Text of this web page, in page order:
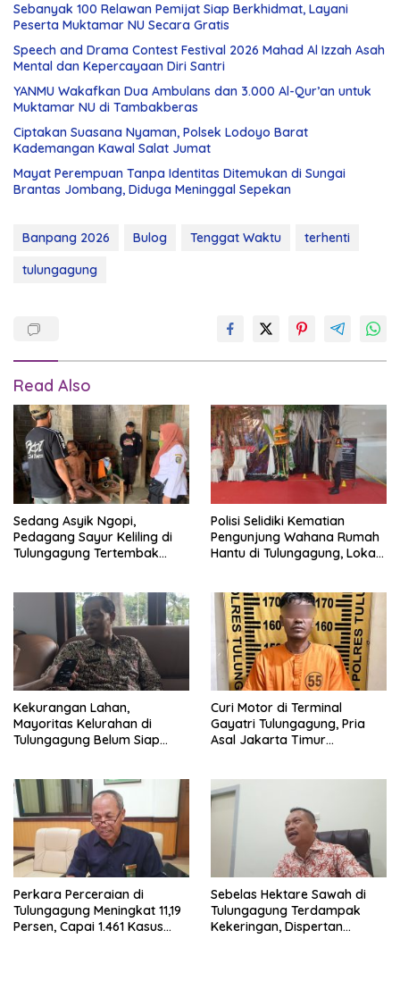
Sebanyak 100 Relawan Pemijat Siap Berkhidmat, Layani
Peserta Muktamar NU Secara Gratis
Speech and Drama Contest Festival 2026 Mahad Al Izzah Asah
Mental dan Kepercayaan Diri Santri
YANMU Wakafkan Dua Ambulans dan 3.000 Al-Qur’an untuk
Muktamar NU di Tambakberas
Ciptakan Suasana Nyaman, Polsek Lodoyo Barat
Kademangan Kawal Salat Jumat
Mayat Perempuan Tanpa Identitas Ditemukan di Sungai
Brantas Jombang, Diduga Meninggal Sepekan
Banpang 2026 Bulog Tenggat Waktu
terhenti
tulungagung
Read Also
Sedang Asyik Ngopi,
Pedagang Sayur Keliling di
Tulungagung Tertembak
Polisi Selidiki Kematian
Pengunjung Wahana Rumah
Hantu di Tulungagung, Lokasi
Kekurangan Lahan,
Mayoritas Kelurahan di
Tulungagung Belum Siap
Curi Motor di Terminal
Gayatri Tulungagung, Pria
Asal Jakarta Timur
Perkara Perceraian di
Tulungagung Meningkat 11,19
Persen, Capai 1.461 Kasus
Sebelas Hektare Sawah di
Tulungagung Terdampak
Kekeringan, Dispertan